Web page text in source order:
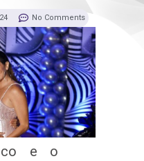
No Comments
e o